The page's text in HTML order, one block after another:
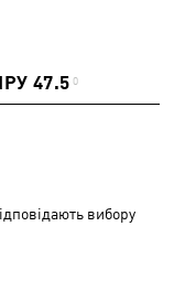
47.5 0
вибору